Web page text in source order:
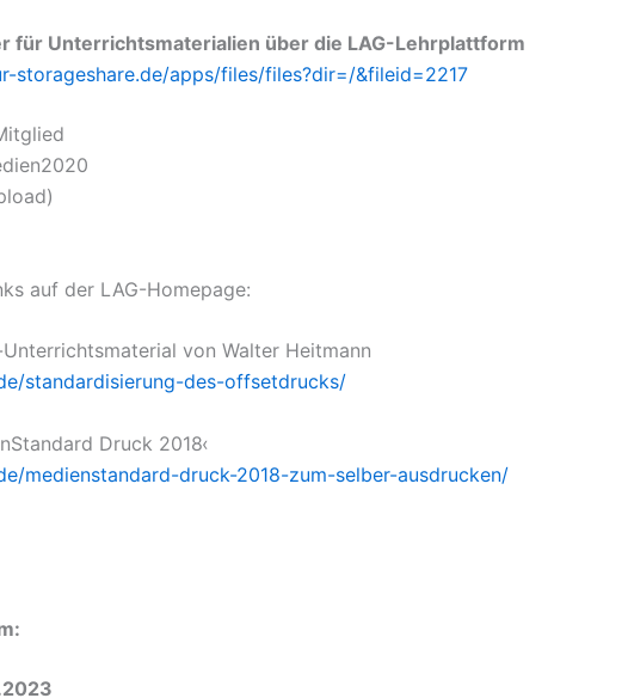
für Unterrichtsmaterialien über die LAG-Lehrplattform
storageshare.de/apps/files/files?dir=/&fileid=2217
auf der LAG-Homepage:
von Walter Heitmann
standardisierung-des-offsetdrucks/
Druck 2018‹
medienstandard-druck-2018-zum-selber-ausdrucken/